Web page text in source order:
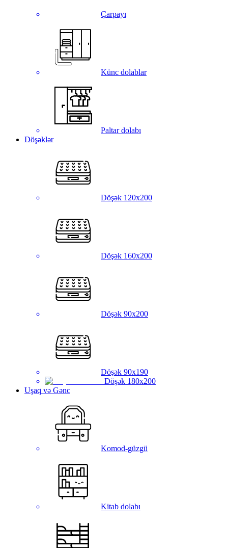
Çarpayı
Künc dolablar
Paltar dolabı
Döşəklər
Döşək 120x200
Döşək 160x200
Döşək 90x200
Döşək 90x190
Döşək 180x200
Uşaq və Gənc
Komod-güzgü
Kitab dolabı